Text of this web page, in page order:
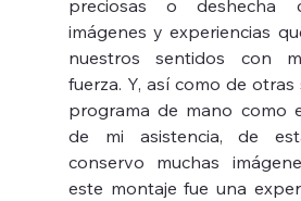
preciosas o deshecha
imágenes y experiencias
nuestros sentidos con
fuerza. Y, así como de
programa de mano como
de mi asistencia, de
conservo muchas
este montaje fue una